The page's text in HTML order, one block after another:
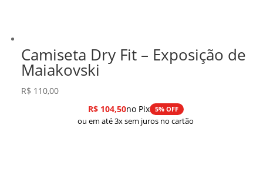
Camiseta Dry Fit – Exposição de
Maiakovski
R$ 110,00
R$104,50no Pix 5% OFF
ou em até 3x sem juros no cartão